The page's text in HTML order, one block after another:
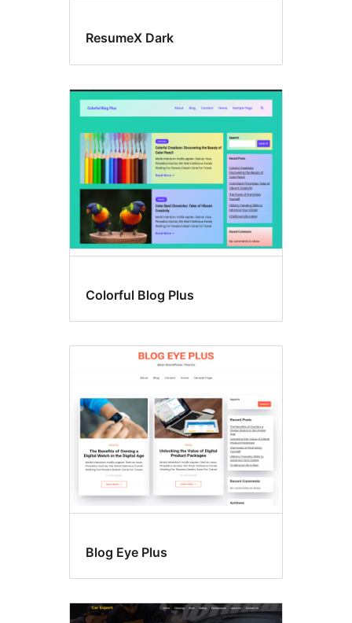
ResumeX Dark
Colorful Blog Plus
Blog Eye Plus